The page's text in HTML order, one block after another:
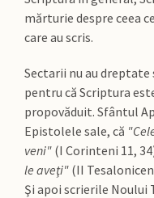
mărturie despre ceea
care au scris.
Sectarii nu au dreptate
pentru că Scriptura
propovăduit. Sfântul
Epistolele sale, că
veni" (I Corinteni 11,
le aveţi" (II
Şi apoi scrierile